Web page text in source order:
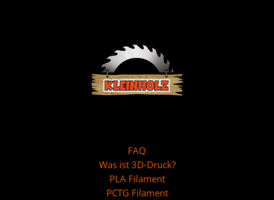
FAQ
Was ist 3D-Druck?
PLA Filament
PCTG Filament